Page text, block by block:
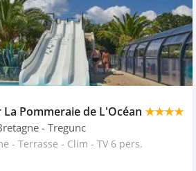
Pommeraie de L'Océan ★★★★
- Tregunc
- Terrasse - Clim - TV 6 pers.